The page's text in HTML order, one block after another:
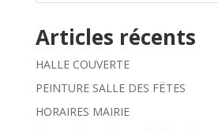
Articles récents
HALLE COUVERTE
PEINTURE SALLE DES FËTES
HORAIRES MAIRIE